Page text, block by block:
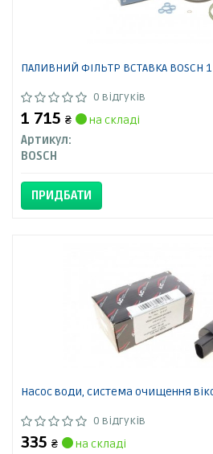
ПАЛИВНИЙ ФІЛЬТР ВСТАВКА BOSCH 1
0 відгуків
1 715 ₴
на складі
Артикул:
BOSCH
ПРИДБАТИ
Насос води, система очищення
0 відгуків
335 ₴
на складі